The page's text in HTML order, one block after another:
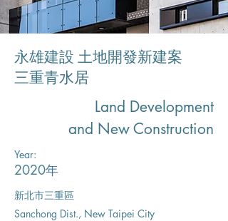
永雄建設 土地開發新建案
三重青水居
Land Development
and New Construction
Year:
2020年
新北市三重區
Sanchong Dist., New Taipei City